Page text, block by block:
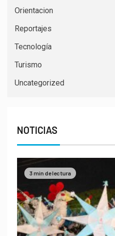
Orientacion
Reportajes
Tecnología
Turismo
Uncategorized
NOTICIAS
3 min de lectura